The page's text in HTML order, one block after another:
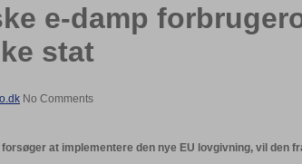
e-damp
stat
No Comments
at implementere den nye EU lovgivning, vil den